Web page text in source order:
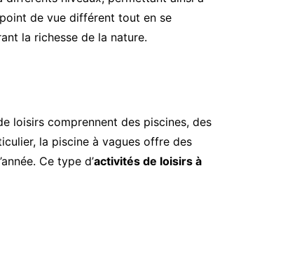
de vue différent tout en se
la richesse de la nature.
loisirs comprennent des piscines, des
la piscine à vagues offre des
Ce type d’activités de loisirs à